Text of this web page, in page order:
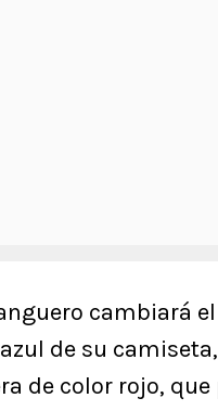
cambiará el
de su
de color rojo, que